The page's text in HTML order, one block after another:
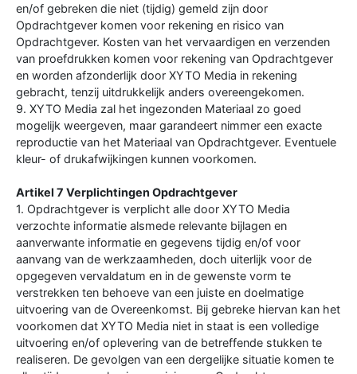
en/of gebreken die niet (tijdig) gemeld zijn door
Opdrachtgever komen voor rekening en risico van
Opdrachtgever. Kosten van het vervaardigen en verzenden
van proefdrukken komen voor rekening van Opdrachtgever
en worden afzonderlijk door XYTO Media in rekening
gebracht, tenzij uitdrukkelijk anders overeengekomen.
9. XYTO Media zal het ingezonden Materiaal zo goed
mogelijk weergeven, maar garandeert nimmer een exacte
reproductie van het Materiaal van Opdrachtgever. Eventuele
kleur- of drukafwijkingen kunnen voorkomen.
Artikel 7 Verplichtingen Opdrachtgever
1. Opdrachtgever is verplicht alle door XYTO Media
verzochte informatie alsmede relevante bijlagen en
aanverwante informatie en gegevens tijdig en/of voor
aanvang van de werkzaamheden, doch uiterlijk voor de
opgegeven vervaldatum en in de gewenste vorm te
verstrekken ten behoeve van een juiste en doelmatige
uitvoering van de Overeenkomst. Bij gebreke hiervan kan het
voorkomen dat XYTO Media niet in staat is een volledige
uitvoering en/of oplevering van de betreffende stukken te
realiseren. De gevolgen van een dergelijke situatie komen te